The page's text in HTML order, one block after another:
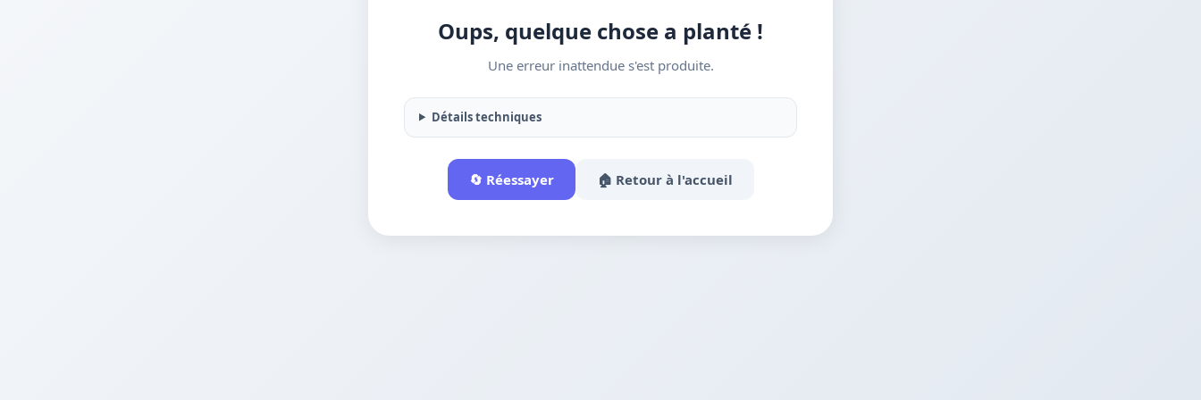
Oups, quelque chose a planté !
Une erreur inattendue s'est produite.
Détails techniques
🔄 Réessayer 🏠 Retour à l'accueil